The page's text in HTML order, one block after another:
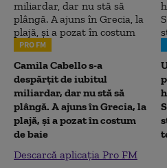
PRO FM
Camila Cabello s-a
despărțit de iubitul
miliardar, dar nu stă să
plângă. A ajuns în Grecia, la
plajă, și a pozat în costum
de baie
Descarcă aplicația Pro FM